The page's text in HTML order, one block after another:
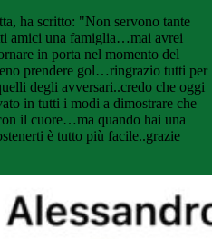
ha scritto: "Non servono tante
amici una famiglia…mai avrei
in porta nel momento del
prendere gol…ringrazio tutti per
degli avversari..credo che oggi
in tutti i modi a dimostrare che
il cuore…ma quando hai una
è tutto più facile..grazie